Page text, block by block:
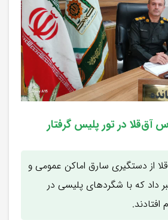
آق‌قلا در تور پلیس گرفتار
از دستگیری سارق اماکن عمومی و
داد که با شگردهای پلیسی در